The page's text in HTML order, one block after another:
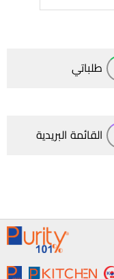
طلباتي
القائمة البريدية